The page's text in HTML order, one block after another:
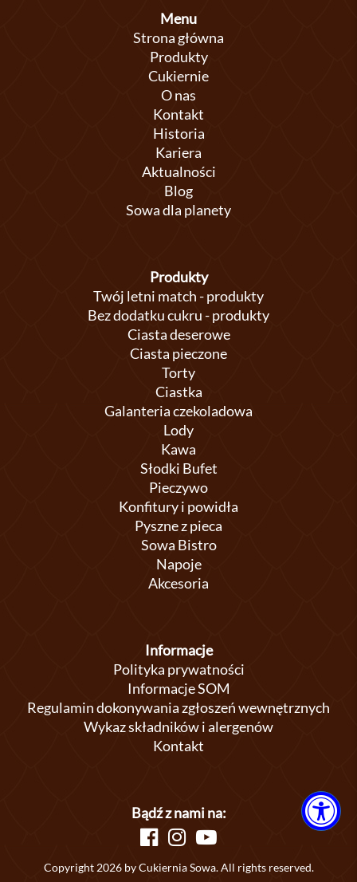
Menu
Strona główna
Produkty
Cukiernie
O nas
Kontakt
Historia
Kariera
Aktualności
Blog
Sowa dla planety
Produkty
Twój letni match - produkty
Bez dodatku cukru - produkty
Ciasta deserowe
Ciasta pieczone
Torty
Ciastka
Galanteria czekoladowa
Lody
Kawa
Słodki Bufet
Pieczywo
Konfitury i powidła
Pyszne z pieca
Sowa Bistro
Napoje
Akcesoria
Informacje
Polityka prywatności
Informacje SOM
Regulamin dokonywania zgłoszeń wewnętrznych
Wykaz składników i alergenów
Kontakt
Bądź z nami na:
Copyright 2026 by Cukiernia Sowa. All rights reserved.